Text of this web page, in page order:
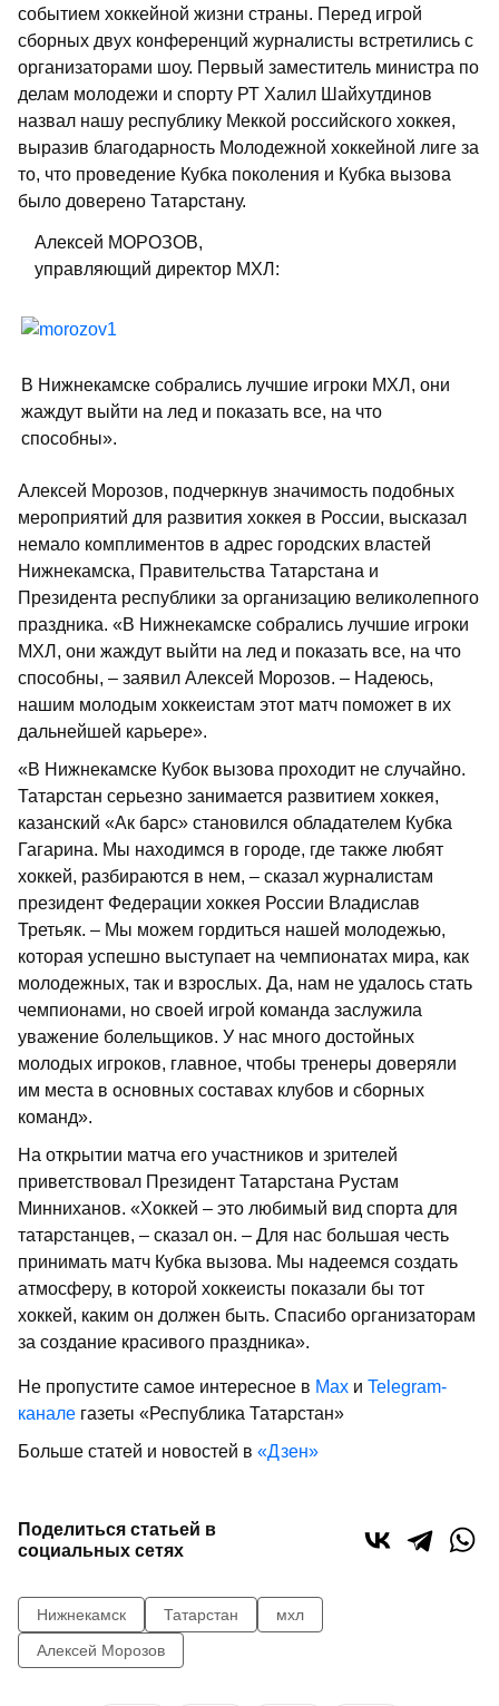
событием хоккейной жизни страны. Перед игрой
сборных двух конференций журналисты встретились с
организаторами шоу. Первый заместитель министра по
делам молодежи и спорту РТ Халил Шайхутдинов
назвал нашу республику Меккой российского хоккея,
выразив благодарность Молодежной хоккейной лиге за
то, что проведение Кубка поколения и Кубка вызова
было доверено Татарстану.
Алексей МОРОЗОВ,
управляющий директор МХЛ:
В Нижнекамске собрались лучшие игроки МХЛ, они
жаждут выйти на лед и показать все, на что
способны».
Алексей Морозов, подчеркнув значимость подобных
мероприятий для развития хоккея в России, высказал
немало комплиментов в адрес городских властей
Нижнекамска, Правительства Татарстана и
Президента республики за организацию великолепного
праздника. «В Нижнекамске собрались лучшие игроки
МХЛ, они жаждут выйти на лед и показать все, на что
способны, – заявил Алексей Морозов. – Надеюсь,
нашим молодым хоккеистам этот матч поможет в их
дальнейшей карьере».
«В Нижнекамске Кубок вызова проходит не случайно.
Татарстан серьезно занимается развитием хоккея,
казанский «Ак барс» становился обладателем Кубка
Гагарина. Мы находимся в городе, где также любят
хоккей, разбираются в нем, – сказал журналистам
президент Федерации хоккея России Владислав
Третьяк. – Мы можем гордиться нашей молодежью,
которая успешно выступает на чемпионатах мира, как
молодежных, так и взрослых. Да, нам не удалось стать
чемпионами, но своей игрой команда заслужила
уважение болельщиков. У нас много достойных
молодых игроков, главное, чтобы тренеры доверяли
им места в основных составах клубов и сборных
команд».
На открытии матча его участников и зрителей
приветствовал Президент Татарстана Рустам
Минниханов. «Хоккей – это любимый вид спорта для
татарстанцев, – сказал он. – Для нас большая честь
принимать матч Кубка вызова. Мы надеемся создать
атмосферу, в которой хоккеисты показали бы тот
хоккей, каким он должен быть. Спасибо организаторам
за создание красивого праздника».
Не пропустите самое интересное в Max и Telegram-
канале газеты «Республика Татарстан»
Больше статей и новостей в «Дзен»
Поделиться статьей в
социальных сетях
Нижнекамск Татарстан
мхл
Алексей Морозов